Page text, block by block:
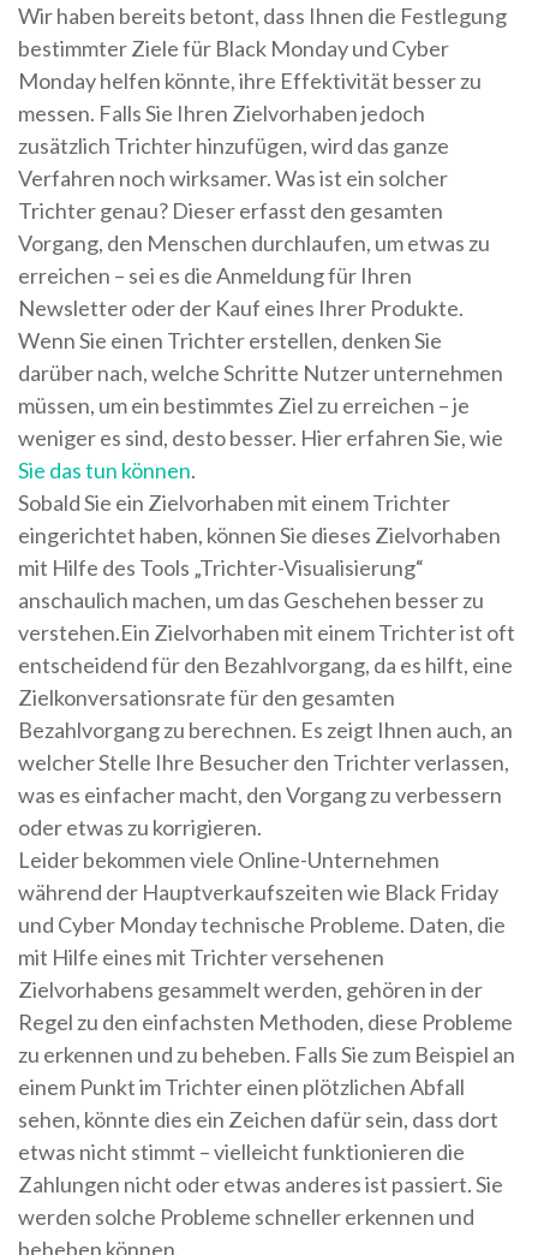
Wir haben bereits betont, dass Ihnen die Festlegung
bestimmter Ziele für Black Monday und Cyber
Monday helfen könnte, ihre Effektivität besser zu
messen. Falls Sie Ihren Zielvorhaben jedoch
zusätzlich Trichter hinzufügen, wird das ganze
Verfahren noch wirksamer. Was ist ein solcher
Trichter genau? Dieser erfasst den gesamten
Vorgang, den Menschen durchlaufen, um etwas zu
erreichen – sei es die Anmeldung für Ihren
Newsletter oder der Kauf eines Ihrer Produkte.
Wenn Sie einen Trichter erstellen, denken Sie
darüber nach, welche Schritte Nutzer unternehmen
müssen, um ein bestimmtes Ziel zu erreichen – je
weniger es sind, desto besser. Hier erfahren Sie, wie
Sie das tun können.
Sobald Sie ein Zielvorhaben mit einem Trichter
eingerichtet haben, können Sie dieses Zielvorhaben
mit Hilfe des Tools „Trichter-Visualisierung“
anschaulich machen, um das Geschehen besser zu
verstehen.Ein Zielvorhaben mit einem Trichter ist oft
entscheidend für den Bezahlvorgang, da es hilft, eine
Zielkonversationsrate für den gesamten
Bezahlvorgang zu berechnen. Es zeigt Ihnen auch, an
welcher Stelle Ihre Besucher den Trichter verlassen,
was es einfacher macht, den Vorgang zu verbessern
oder etwas zu korrigieren.
Leider bekommen viele Online-Unternehmen
während der Hauptverkaufszeiten wie Black Friday
und Cyber Monday technische Probleme. Daten, die
mit Hilfe eines mit Trichter versehenen
Zielvorhabens gesammelt werden, gehören in der
Regel zu den einfachsten Methoden, diese Probleme
zu erkennen und zu beheben. Falls Sie zum Beispiel an
einem Punkt im Trichter einen plötzlichen Abfall
sehen, könnte dies ein Zeichen dafür sein, dass dort
etwas nicht stimmt – vielleicht funktionieren die
Zahlungen nicht oder etwas anderes ist passiert. Sie
werden solche Probleme schneller erkennen und
beheben können.